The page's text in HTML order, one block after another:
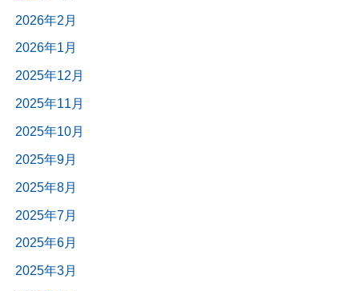
2026年2月
2026年1月
2025年12月
2025年11月
2025年10月
2025年9月
2025年8月
2025年7月
2025年6月
2025年3月